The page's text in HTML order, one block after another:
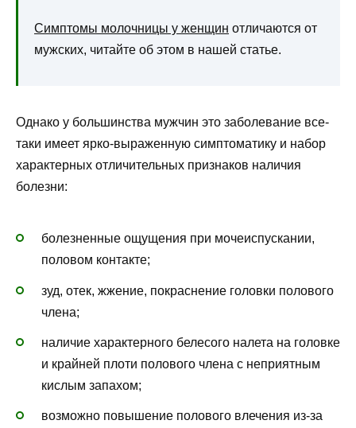
Симптомы молочницы у женщин отличаются от
мужских, читайте об этом в нашей статье.
Однако у большинства мужчин это заболевание все-
таки имеет ярко-выраженную симптоматику и набор
характерных отличительных признаков наличия
болезни:
болезненные ощущения при мочеиспускании,
половом контакте;
зуд, отек, жжение, покраснение головки полового
члена;
наличие характерного белесого налета на головке
и крайней плоти полового члена с неприятным
кислым запахом;
возможно повышение полового влечения из-за